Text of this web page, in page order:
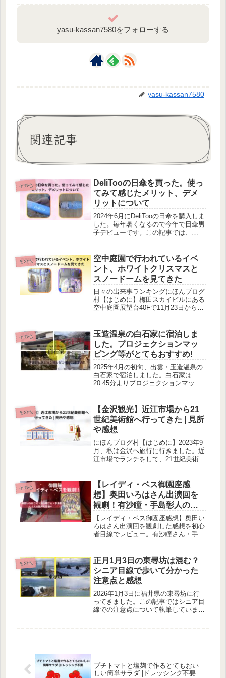
yasu-kassan7580をフォローする
yasu-kassan7580
関連記事
その他
DeliTooの日傘を買った。使っ
てみて感じたメリット、デメ
リットについて
2024年6月にDeliTooの日傘を購入しま
した。毎年暑くなるので今年で日傘男
子デビューです。この記事では、
います。
その他
空中庭園で行われているイベ
ント、ホワイトクリスマスと
スノードームを見てきた
日々の出来事ランキングにほんブログ
村【はじめに】梅田スカイビルにある
空中庭園展望台40Fで11月23日から12
ーム」を催しています。スノードーム
に入れる時間帯は11時から...
その他
玉造温泉の白石家に宿泊しま
した。プロジェクションマッ
ピング等がとてもおすすめ!
2025年4月の初旬、出雲・玉造温泉の
白石家で宿泊しました。白石家は
20:45分よりプロジェクションマッピ
とても見事でした。温泉巡りをするの
もとてもおすすめできます。
その他
【金沢観光】近江市場から21
世紀美術館へ行ってきた | 見所
や感想
にほんブログ村【はじめに】2023年9
月、私は金沢へ旅行に行きました。近
江市場でランチをして、21世紀美術館
丼がおすすめ!をご覧下さい)。住所は
石川県金沢市広坂1-2-1...
その他
【レイディ・ベス御園座感
想】奥田いろはさん出演回を
観劇！有沙瞳・手島彰人の歌
声も圧巻
【レイディ・ベス御園座感想】奥田い
ろはさん出演回を観劇した感想を初心
者目線でレビュー。有沙瞳さん・手島
まで詳しく紹介します。
その他
正月1月3日の東尋坊は混む？
シニア目線で歩いて分かった
注意点と感想
2026年1月3日に福井県の東尋坊に行
ってきました。この記事ではシニア目
線での注意点について執筆していま
プチトマトと塩麹で作るとてもおい
しい簡単サラダ |ドレッシング不要